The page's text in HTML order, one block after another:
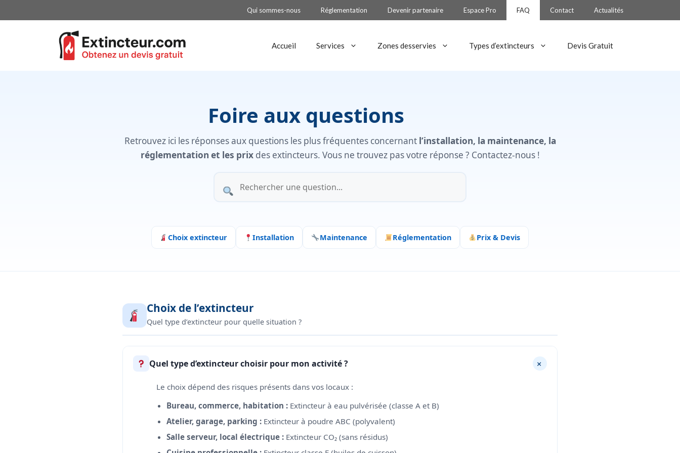
au
Qui sommes-nous Réglementation Devenir partenaire Espace Pro FAQ Contact Actualités
Accueil Services Zones desservies Types d’extincteurs Devis Gratuit
Foire aux questions
Retrouvez ici les réponses aux questions les plus fréquentes concernant l’installation, la maintenance, la
réglementation et les prixdes extincteurs. Vous ne trouvez pas votre réponse ? Contactez-nous !
Choix extincteur Installation Maintenance Réglementation Prix & Devis
Choix de l’extincteur
Quel type d’extincteur pour quelle situation ?
Quel type d’extincteur choisir pour mon activité ? +
Le choix dépend des risques présents dans vos locaux :
Bureau, commerce, habitation : Extincteur à eau pulvérisée (classe A et B)
Atelier, garage, parking : Extincteur à poudre ABC (polyvalent)
Salle serveur, local électrique : Extincteur CO₂ (sans résidus)